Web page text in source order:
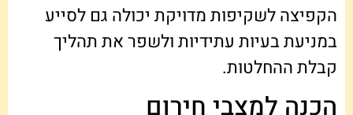
הקפיצה לשקיפות מדויקת יכולה גם לסייע
במניעת בעיות עתידיות ולשפר את תהליך
קבלת ההחלטות.
הכנה למצבי חירום